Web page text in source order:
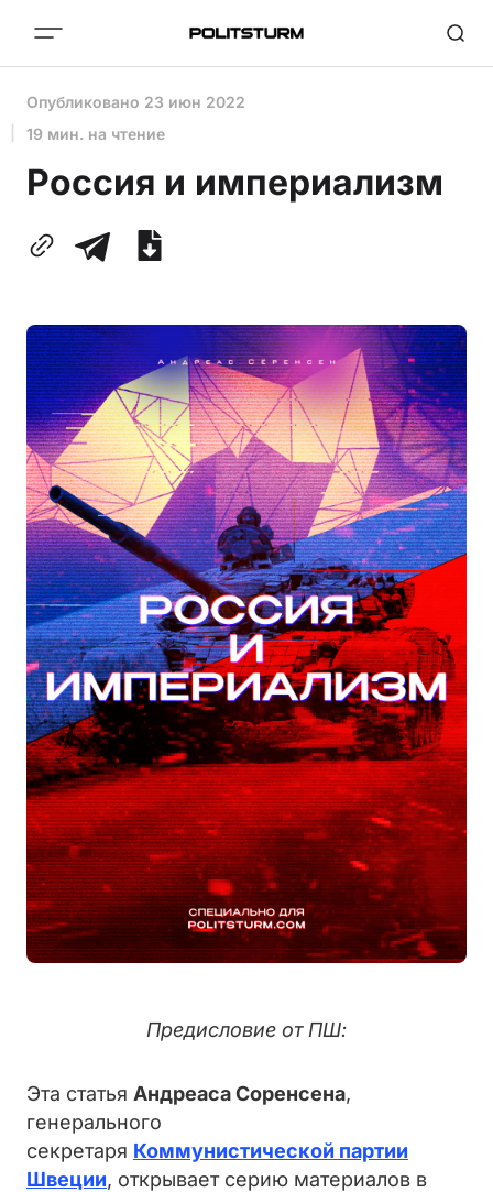
Опубликовано 23 июн 2022
19 мин. на чтение
Россия и империализм
Предисловие от ПШ:
Эта статья Андреаса Соренсена,
генерального
секретаря Коммунистической партии
Швеции, открывает серию материалов в